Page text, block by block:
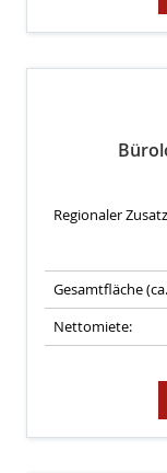
Regionaler
Gesamtfläche
Nettomiete: